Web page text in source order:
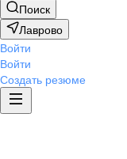
Поиск
Лаврово
Войти
Войти
Создать резюме